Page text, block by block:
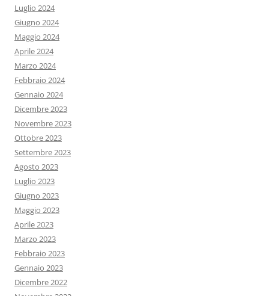
Luglio 2024
Giugno 2024
Maggio 2024
Aprile 2024
Marzo 2024
Febbraio 2024
Gennaio 2024
Dicembre 2023
Novembre 2023
Ottobre 2023
Settembre 2023
Agosto 2023
Luglio 2023
Giugno 2023
Maggio 2023
Aprile 2023
Marzo 2023
Febbraio 2023
Gennaio 2023
Dicembre 2022